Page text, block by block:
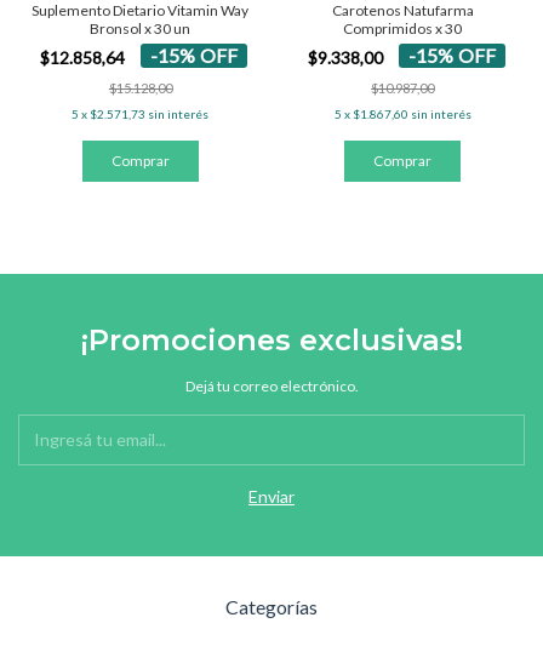
Suplemento Dietario Vitamin Way
Bronsol x 30 un
$12.858,64 -15%OFF
$15.128,00
5 x $2.571,73 sin interés
Carotenos Natufarma
Comprimidos x 30
$9.338,00 -15% OFF
$10.987,00
5 x $1.867,60 sin interés
¡Promociones exclusivas!
Dejá tu correo electrónico.
Categorías